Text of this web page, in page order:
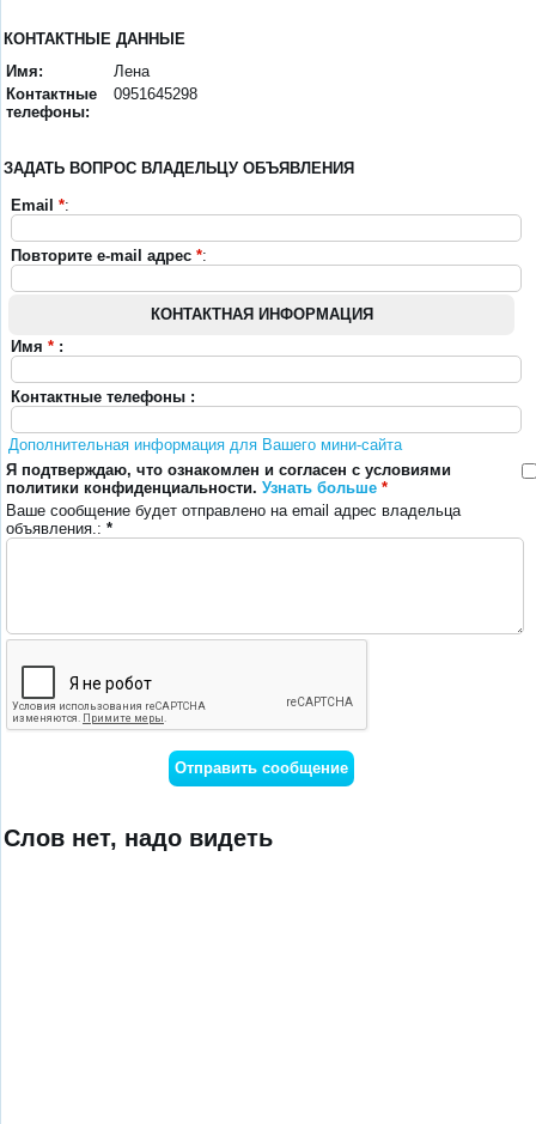
КОНТАКТНЫЕ ДАННЫЕ
Имя:
Лена
Контактные
телефоны:
0951645298
ЗАДАТЬ ВОПРОС ВЛАДЕЛЬЦУ ОБЪЯВЛЕНИЯ
Email *:
Повторите e-mail адрес *:
КОНТАКТНАЯ ИНФОРМАЦИЯ
Имя * :
Контактные телефоны :
Дополнительная информация для Вашего мини-сайта
Я подтверждаю, что ознакомлен и согласен с условиями
политики конфиденциальности. Узнать больше *
Ваше сообщение будет отправлено на email адрес владельца
объявления.: *
Слов нет, надо видеть